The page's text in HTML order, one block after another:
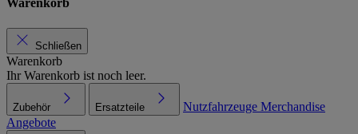
Warenkorb
Schließen
Warenkorb
Ihr Warenkorb ist noch leer.
Zubehör Ersatzteile Nutzfahrzeuge Merchandise
Angebote